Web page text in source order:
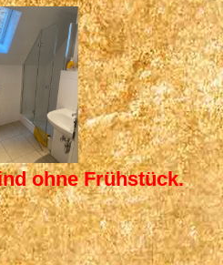
ohne Frühstück.